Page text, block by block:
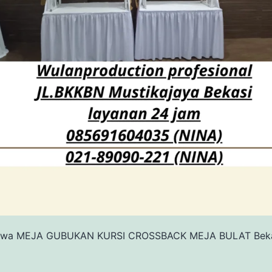
MEJA GUBUKAN KURSI CROSSBACK MEJA BULAT